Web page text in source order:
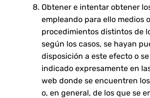
Obtener e intentar obtener
empleando para ello medios o
procedimientos distintos de
según los casos, se hayan
disposición a este efecto o
indicado expresamente en
web donde se encuentren
o, en general, de los que se